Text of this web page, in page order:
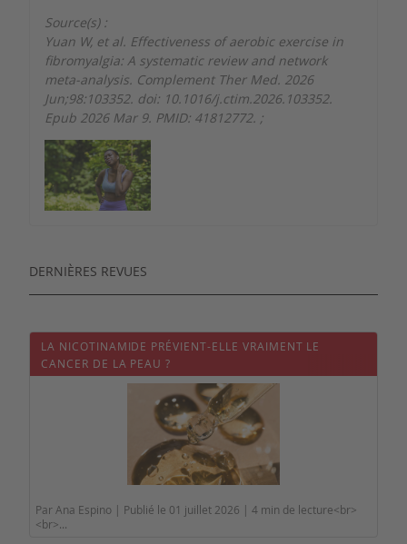
Source(s) :
Yuan W, et al. Effectiveness of aerobic exercise in
fibromyalgia: A systematic review and network
meta-analysis. Complement Ther Med. 2026
Jun;98:103352. doi: 10.1016/j.ctim.2026.103352.
Epub 2026 Mar 9. PMID: 41812772. ;
DERNIÈRES REVUES
LA NICOTINAMIDE PRÉVIENT-ELLE VRAIMENT LE
CANCER DE LA PEAU ?
Par Ana Espino | Publié le 01 juillet 2026 | 4 min de lecture<br>
<br>...